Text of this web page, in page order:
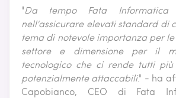
"Da tempoFata Informatica
nell'assicurare elevati standard di
tema di notevole importanza per
settore e dimensione per il
tecnologico che ci rende tutti più
potenzialmente attaccabili." - ha
Capobianco, CEO di Fata